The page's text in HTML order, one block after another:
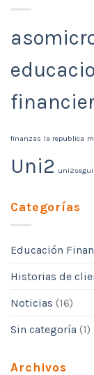
finanzas la republica
Uni2
Categorías
Educación
Historias de
Noticias (16)
Sin categoría (1)
Archivos